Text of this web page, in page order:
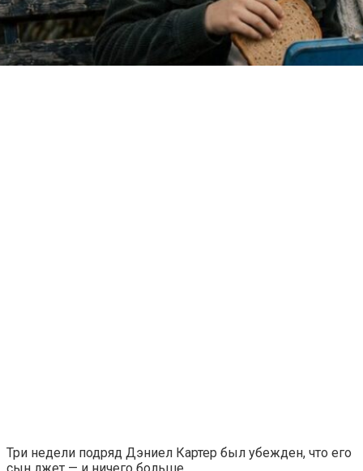
Три недели подряд Дэниел Картер был убежден, что его